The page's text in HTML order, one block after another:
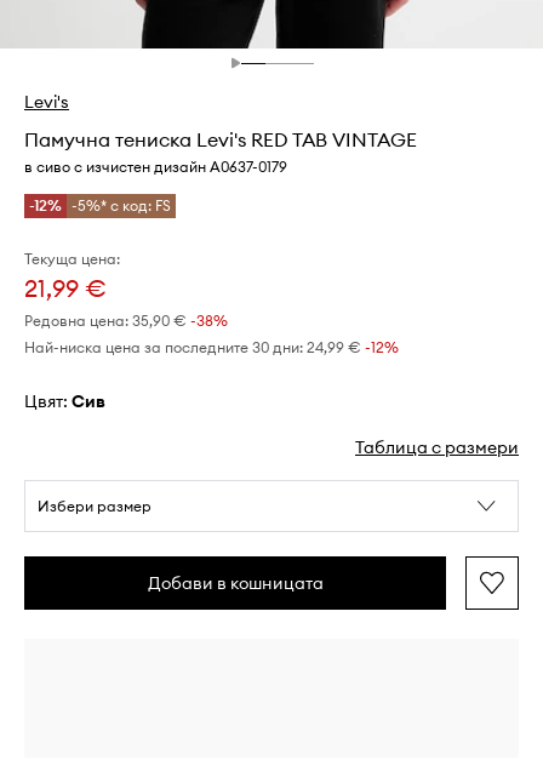
Levi's
Памучна тениска Levi's RED TAB VINTAGE
в сиво с изчистен дизайн A0637-0179
-12% -5%* с код: FS
Текуща цена:
21,99 €
Редовна цена: 35,90 € -38%
Най-ниска цена за последните 30 дни: 24,99 € -12%
Цвят: сив
Таблица с размери
Избери размер
Добави в кошницата